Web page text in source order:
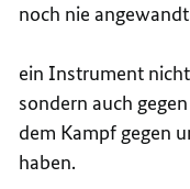
noch nie
ein Instrument
sondern auch
dem Kampf gegen
haben.